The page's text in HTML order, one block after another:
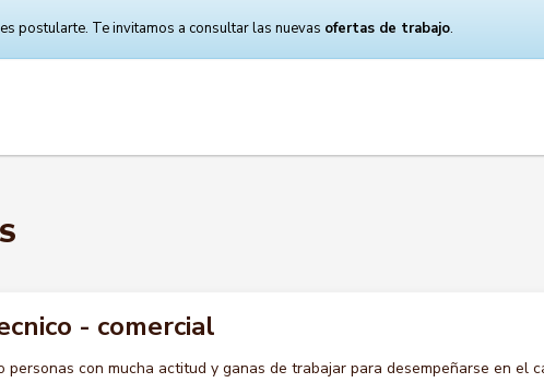
postularte. Te invitamos a consultar las nuevas ofertas de trabajo.
- comercial
personas con mucha actitud y ganas de trabajar para desempeñarse en el